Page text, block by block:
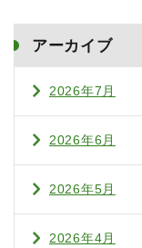
アーカイブ
2026年7月
2026年6月
2026年5月
2026年4月